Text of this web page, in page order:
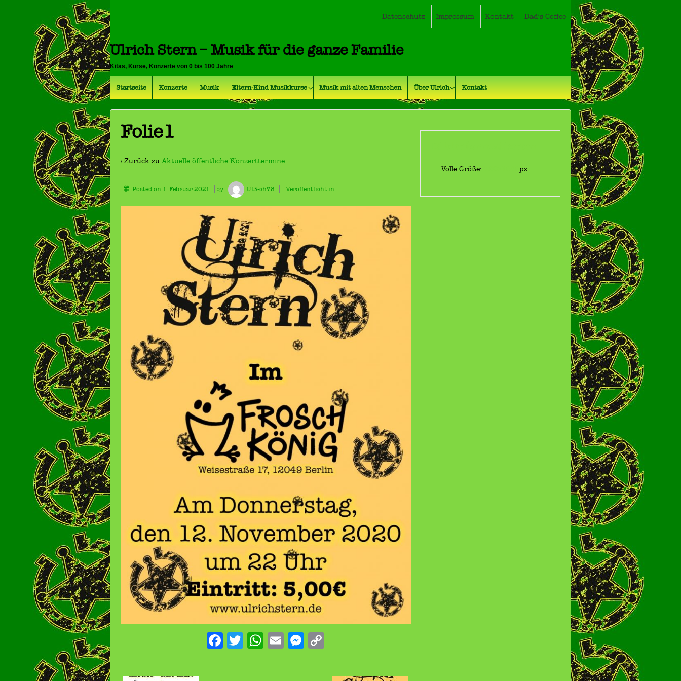
Datenschutz Impressum Kontakt Dad’s Coffee
Ulrich Stern – Musik für die ganze Familie
Kitas, Kurse, Konzerte von 0 bis 100 Jahre
Startseite Konzerte Musik Eltern-Kind Musikkurse Musik mit alten Menschen Über Ulrich Kontakt
Folie1
‹ Zurück zu Aktuelle öffentliche Konzerttermine
Posted on 1. Februar 2021 by Ul3-ch78 Veröffentlicht in
Facebook
Twitter
WhatsApp
EmailMessenger
Volle Größe: px